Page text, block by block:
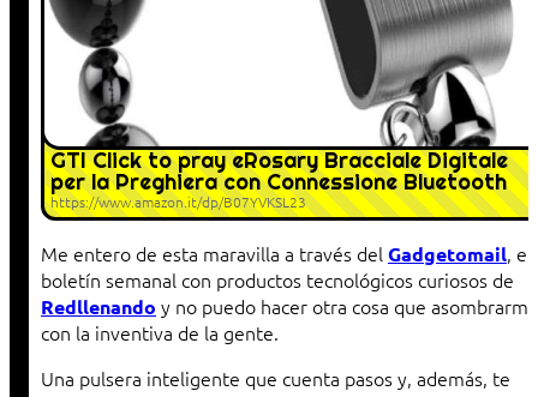
GTI Click to pray eRosary Bracciale Digitale
per la Preghiera con Connessione Bluetooth
https://www.amazon.it/dp/B07YVKSL23
Me entero de esta maravilla a través del Gadgetomail, el
boletín semanal con productos tecnológicos curiosos de
Redllenando y no puedo hacer otra cosa que asombrarme
con la inventiva de la gente.
Una pulsera inteligente que cuenta pasos y, además, te